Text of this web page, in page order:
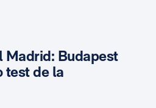
Madrid: Budapest
test de la